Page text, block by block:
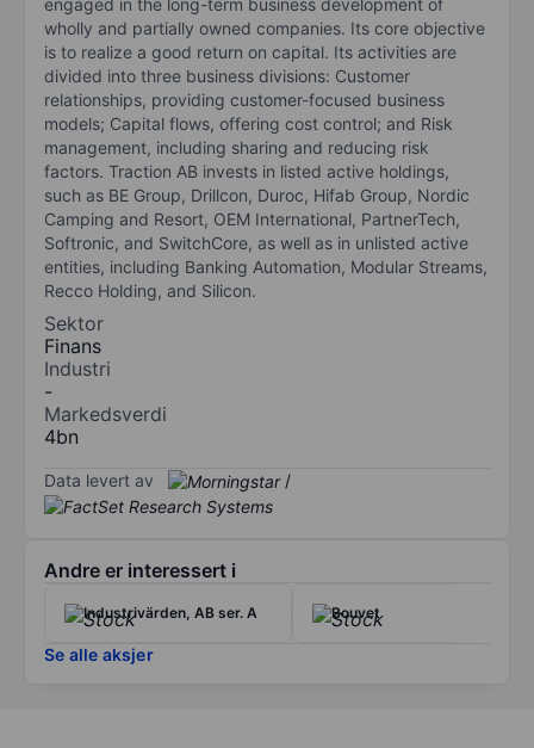
wholly and partially owned companies. Its core objective
is to realize a good return on capital. Its activities are
divided into three business divisions: Customer
relationships, providing customer-focused business
models; Capital flows, offering cost control; and Risk
management, including sharing and reducing risk
factors. Traction AB invests in listed active holdings,
such as BE Group, Drillcon, Duroc, Hifab Group, Nordic
Camping and Resort, OEM International, PartnerTech,
Softronic, and SwitchCore, as well as in unlisted active
entities, including Banking Automation, Modular Streams,
Recco Holding, and Silicon.
Sektor
Finans
Industri
-
Markedsverdi
4bn
Data levert av /
Andre er interessert i
Industrivärden, AB ser. A Bouvet
Se alle aksjer